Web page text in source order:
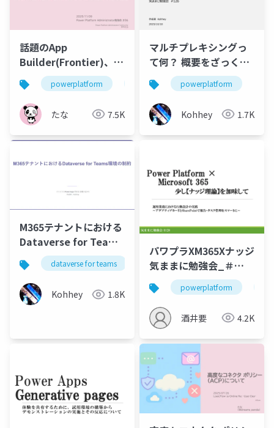
話題のApp
Builder(Frontier)、
Workflows(Frontier)
を管理者視点で見てみ
る
powerplatform powerautomate powerapps
たな 7.5K
マルチプレキシングっ
て何？ 概要をざっくり
解説
powerplatform
Kohhey 1.7K
M365テナントにおける
Dataverse for Teams
環境の制約dataverse for teams powerplatform powerapps
Kohhey 1.8K
パワプラXM365Xナッジ
気ままに勉強会_＃
120_資料powerplatform
酒井要 4.2K